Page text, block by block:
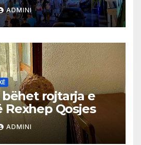
ADMINI
rojtarja e
Rexhep Qosjes
ADMINI